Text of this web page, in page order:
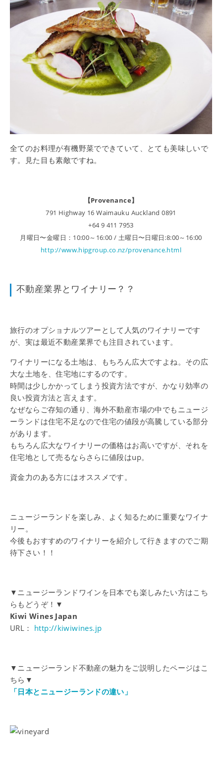
全てのお料理が有機野菜でできていて、とても美味しいで
す。見た目も素敵ですね。
【Provenance】
791 Highway 16 Waimauku Auckland 0891
+64 9 411 7953
月曜日〜金曜日：10:00～16:00 / 土曜日〜日曜日:8:00～16:00
http://www.hipgroup.co.nz/provenance.html
不動産業界とワイナリー？？
旅行のオプショナルツアーとして人気のワイナリーです
が、実は最近不動産業界でも注目されています。
ワイナリーになる土地は、もちろん広大ですよね。その広
大な土地を、住宅地にするのです。
時間は少しかかってしまう投資方法ですが、かなり効率の
良い投資方法と言えます。
なぜならご存知の通り、海外不動産市場の中でもニュージ
ーランドは住宅不足なので住宅の値段が高騰している部分
があります。
もちろん広大なワイナリーの価格はお高いですが、それを
住宅地として売るならさらに値段はup。
資金力のある方にはオススメです。
ニュージーランドを楽しみ、よく知るために重要なワイナ
リー。
今後もおすすめのワイナリーを紹介して行きますのでご期
待下さい！！
▼ニュージーランドワインを日本でも楽しみたい方はこち
らもどうぞ！▼
Kiwi Wines Japan
URL： http://kiwiwines.jp
▼ニュージーランド不動産の魅力をご説明したページはこ
ちら▼
「日本とニュージーランドの違い」